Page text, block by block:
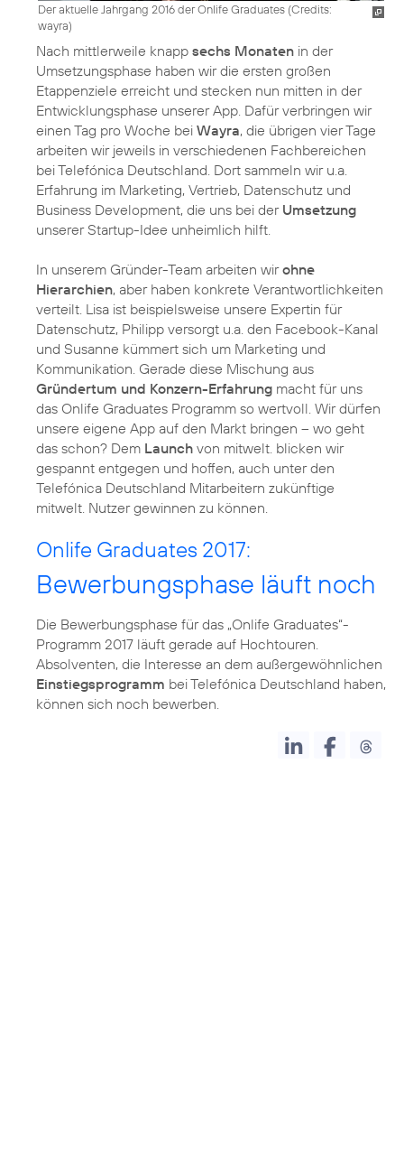
Der aktuelle Jahrgang 2016 der Onlife Graduates (Credits:
wayra)
Nach mittlerweile knapp sechs Monaten in der
Umsetzungsphase haben wir die ersten großen
Etappenziele erreicht und stecken nun mitten in der
Entwicklungsphase unserer App. Dafür verbringen wir
einen Tag pro Woche bei Wayra, die übrigen vier Tage
arbeiten wir jeweils in verschiedenen Fachbereichen
bei Telefónica Deutschland. Dort sammeln wir u.a.
Erfahrung im Marketing, Vertrieb, Datenschutz und
Business Development, die uns bei der Umsetzung
unserer Startup-Idee unheimlich hilft.
In unserem Gründer-Team arbeiten wirohne
Hierarchien, aber haben konkrete Verantwortlichkeiten
verteilt. Lisa ist beispielsweise unsere Expertin für
Datenschutz, Philipp versorgt u.a. den Facebook-Kanal
und Susanne kümmert sich um Marketing und
Kommunikation. Gerade diese Mischung aus
Gründertum und Konzern-Erfahrung macht für uns
das Onlife Graduates Programm so wertvoll. Wir dürfen
unsere eigene App auf den Markt bringen – wo geht
das schon? Dem Launch von mitwelt. blicken wir
gespannt entgegen und hoffen, auch unter den
Telefónica Deutschland Mitarbeitern zukünftige
mitwelt. Nutzer gewinnen zu können.
Onlife Graduates 2017:
Bewerbungsphase läuft noch
Die Bewerbungsphase für das „Onlife Graduates“-
Programm 2017 läuft gerade auf Hochtouren.
Absolventen, die Interesse an dem außergewöhnlichen
Einstiegsprogramm bei Telefónica Deutschland haben,
können sich noch bewerben.